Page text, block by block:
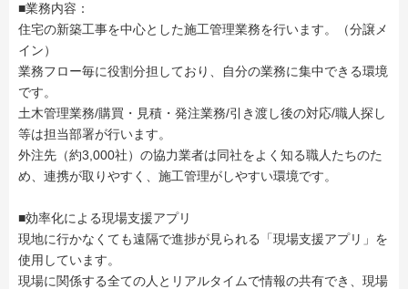
■業務内容：
住宅の新築工事を中心とした施工管理業務を行います。（分譲メ
イン）
業務フロー毎に役割分担しており、自分の業務に集中できる環境
です。
土木管理業務/購買・見積・発注業務/引き渡し後の対応/職人探し
等は担当部署が行います。
外注先（約3,000社）の協力業者は同社をよく知る職人たちのた
め、連携が取りやすく、施工管理がしやすい環境です。
■効率化による現場支援アプリ
現地に行かなくても遠隔で進捗が見られる「現場支援アプリ」を
使用しています。
現場に関係する全ての人とリアルタイムで情報の共有でき、現場